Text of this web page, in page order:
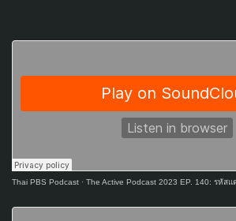
Thai PBS Podcast · The Active Podcast 2023 EP. 140: รหัสแดง สัญญาณเตื